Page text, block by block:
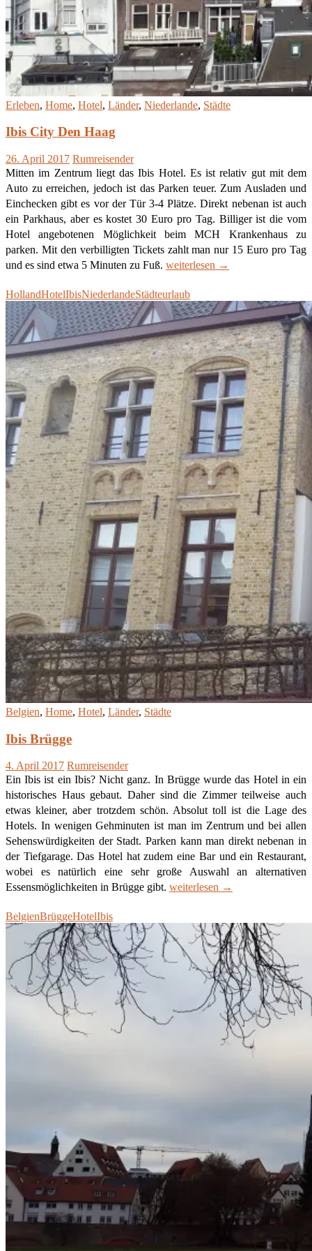
Erleben, Home, Hotel, Länder, Niederlande, Städte
Ibis City Den Haag
26. April 2017 Rumreisender
Mitten im Zentrum liegt das Ibis Hotel. Es ist relativ gut mit dem
Auto zu erreichen, jedoch ist das Parken teuer. Zum Ausladen und
Einchecken gibt es vor der Tür 3-4 Plätze. Direkt nebenan ist auch
ein Parkhaus, aber es kostet 30 Euro pro Tag. Billiger ist die vom
Hotel angebotenen Möglichkeit beim MCH Krankenhaus zu
parken. Mit den verbilligten Tickets zahlt man nur 15 Euro pro Tag
und es sind etwa 5 Minuten zu Fuß. Ibis
Den
Haag
weiterlesen →
HollandHotelIbisNiederlandeStädteurlaub
Belgien, Home, Hotel, Länder, Städte
Ibis Brügge
4. April 2017 Rumreisender
Ein Ibis ist ein Ibis? Nicht ganz. In Brügge wurde das Hotel in ein
historisches Haus gebaut. Daher sind die Zimmer teilweise auch
etwas kleiner, aber trotzdem schön. Absolut toll ist die Lage des
Hotels. In wenigen Gehminuten ist man im Zentrum und bei allen
Sehenswürdigkeiten der Stadt. Parken kann man direkt nebenan in
der Tiefgarage. Das Hotel hat zudem eine Bar und ein Restaurant,
wobei es natürlich eine sehr große Auswahl an alternativen
Essensmöglichkeiten in Brügge gibt. Ibis
weiterlesen →
BelgienBrüggeHotelIbis